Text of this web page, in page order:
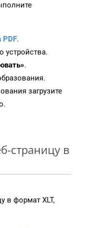
PDF.
устройства.
.
загрузите
страницу в
в формат XLT,